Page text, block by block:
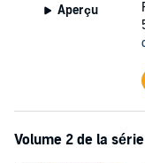
Aperçu
Volume 2 de la série